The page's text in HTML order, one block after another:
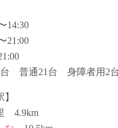
14:30
21:00
台 普通21台 身障者用2台
4.9km